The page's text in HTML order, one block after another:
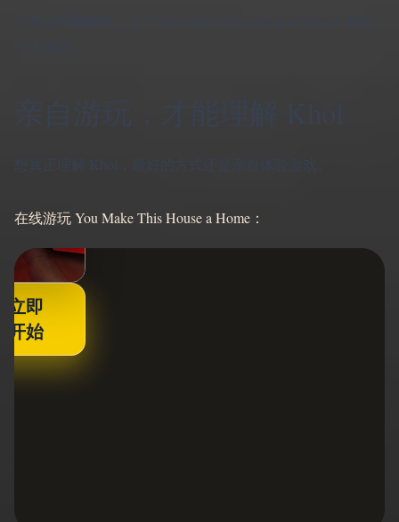
想真正理解 Khol，最好的方式还是亲自体验游戏。
在线游玩 You Make This House a Home：
立即
开始